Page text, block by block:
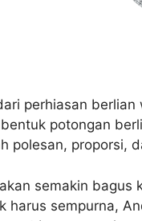
perhiasan berlian
potongan
polesan, proporsi,
semakin
harus sempurna,